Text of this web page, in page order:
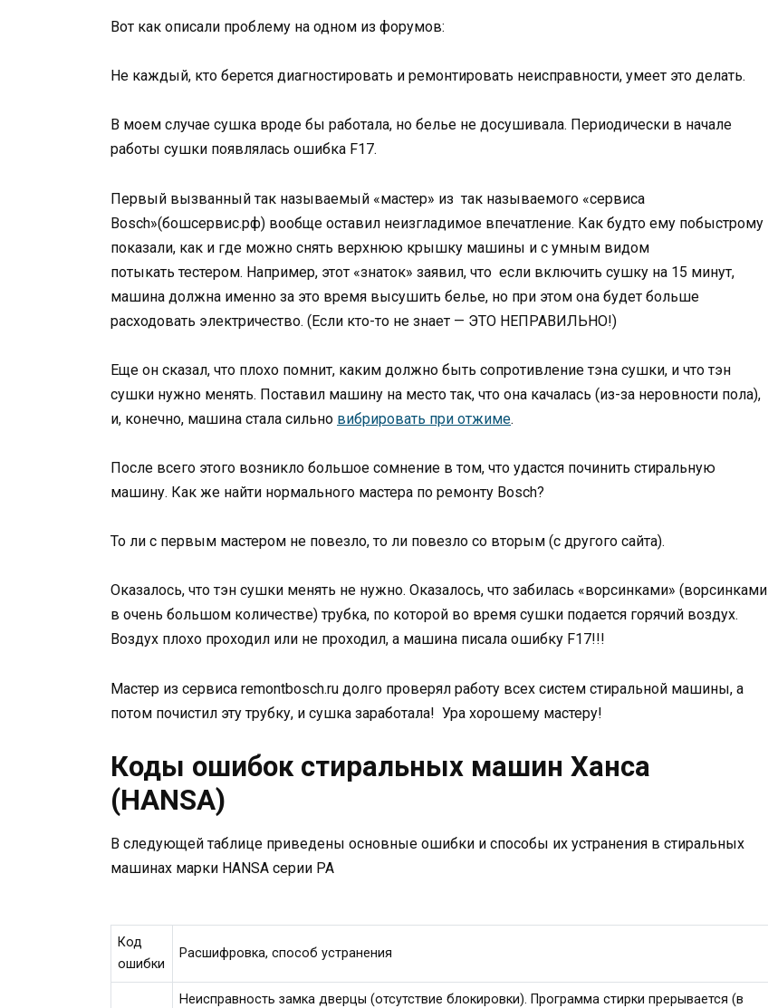
Вот как описали проблему на одном из форумов:
Не каждый, кто берется диагностировать и ремонтировать неисправности, умеет это делать.
В моем случае сушка вроде бы работала, но белье не досушивала. Периодически в начале
работы сушки появлялась ошибка F17.
Первый вызванный так называемый «мастер» из так называемого «сервиса
Bosch»(бошсервис.рф) вообще оставил неизгладимое впечатление. Как будто ему побыстрому
показали, как и где можно снять верхнюю крышку машины и с умным видом
потыкать тестером. Например, этот «знаток» заявил, что если включить сушку на 15 минут,
машина должна именно за это время высушить белье, но при этом она будет больше
расходовать электричество. (Если кто-то не знает — ЭТО НЕПРАВИЛЬНО!)
Еще он сказал, что плохо помнит, каким должно быть сопротивление тэна сушки, и что тэн
сушки нужно менять. Поставил машину на место так, что она качалась (из-за неровности пола),
и, конечно, машина стала сильно вибрировать при отжиме.
После всего этого возникло большое сомнение в том, что удастся починить стиральную
машину. Как же найти нормального мастера по ремонту Bosch?
То ли с первым мастером не повезло, то ли повезло со вторым (с другого сайта).
Оказалось, что тэн сушки менять не нужно. Оказалось, что забилась «ворсинками» (ворсинками
в очень большом количестве) трубка, по которой во время сушки подается горячий воздух.
Воздух плохо проходил или не проходил, а машина писала ошибку F17!!!
Мастер из сервиса remontbosch.ru долго проверял работу всех систем стиральной машины, а
потом почистил эту трубку, и сушка заработала! Ура хорошему мастеру!
Коды ошибок стиральных машин Ханса
(HANSA)
В следующей таблице приведены основные ошибки и способы их устранения в стиральных
машинах марки HANSA серии РА
Код
ошибки
Расшифровка, способ устранения
Неисправность замка дверцы (отсутствие блокировки). Программа стирки прерывается (в